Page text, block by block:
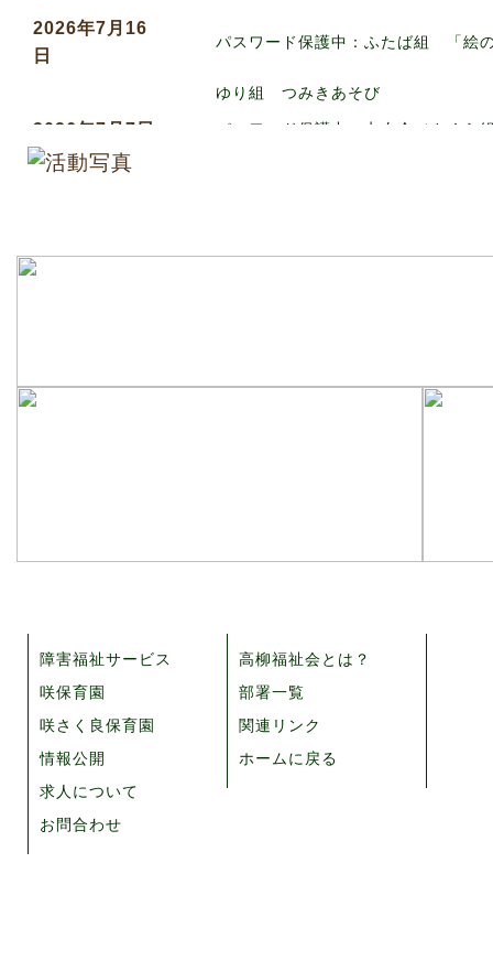
2026年7月16
日
パスワード保護中：ふたば組 「絵
ゆり組 つみきあそび
2026年7月7日 パスワード保護中：七夕会（さくら
障害福祉サービス
咲保育園
咲さく良保育園
情報公開
求人について
お問合わせ
高柳福祉会とは？
部署一覧
関連リンク
ホームに戻る